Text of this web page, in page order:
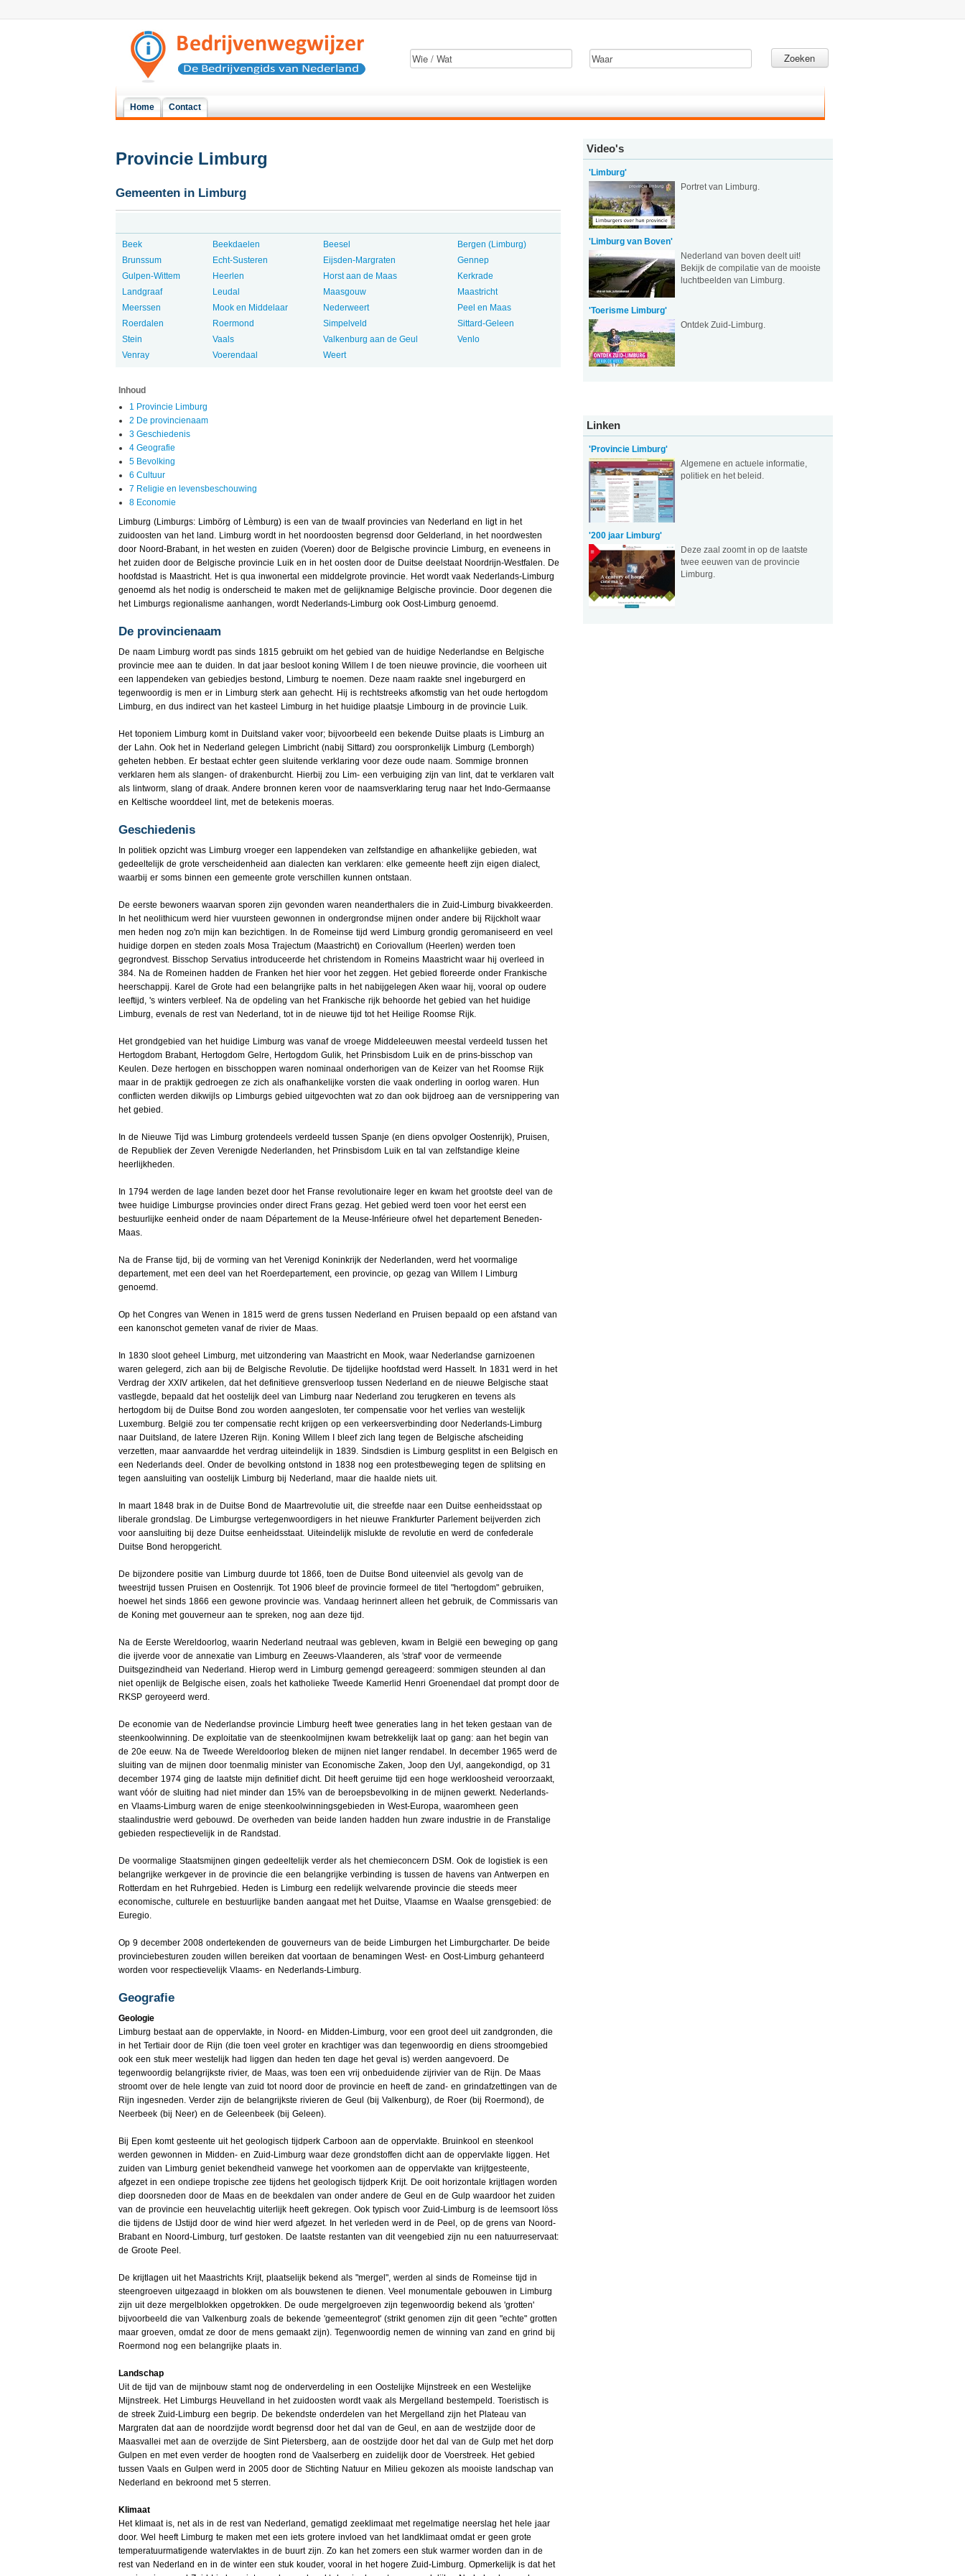
Zoeken
Home Contact
Provincie Limburg
Gemeenten in Limburg
Beek
Brunssum
Gulpen-Wittem
Landgraaf
Meerssen
Roerdalen
Stein
Venray
Beekdaelen
Echt-Susteren
Heerlen
Leudal
Mook en Middelaar
Roermond
Vaals
Voerendaal
Beesel
Eijsden-Margraten
Horst aan de Maas
Maasgouw
Nederweert
Simpelveld
Valkenburg aan de Geul
Weert
Bergen (Limburg)
Gennep
Kerkrade
Maastricht
Peel en Maas
Sittard-Geleen
Venlo
Inhoud
1 Provincie Limburg
2 De provincienaam
3 Geschiedenis
4 Geografie
5 Bevolking
6 Cultuur
7 Religie en levensbeschouwing
8 Economie
Limburg (Limburgs: Limbörg of Lèmburg) is een van de twaalf provincies van Nederland en ligt in het
zuidoosten van het land. Limburg wordt in het noordoosten begrensd door Gelderland, in het noordwesten
door Noord-Brabant, in het westen en zuiden (Voeren) door de Belgische provincie Limburg, en eveneens in
het zuiden door de Belgische provincie Luik en in het oosten door de Duitse deelstaat Noordrijn-Westfalen. De
hoofdstad is Maastricht. Het is qua inwonertal een middelgrote provincie. Het wordt vaak Nederlands-Limburg
genoemd als het nodig is onderscheid te maken met de gelijknamige Belgische provincie. Door degenen die
het Limburgs regionalisme aanhangen, wordt Nederlands-Limburg ook Oost-Limburg genoemd.
De provincienaam
De naam Limburg wordt pas sinds 1815 gebruikt om het gebied van de huidige Nederlandse en Belgische
provincie mee aan te duiden. In dat jaar besloot koning Willem I de toen nieuwe provincie, die voorheen uit
een lappendeken van gebiedjes bestond, Limburg te noemen. Deze naam raakte snel ingeburgerd en
tegenwoordig is men er in Limburg sterk aan gehecht. Hij is rechtstreeks afkomstig van het oude hertogdom
Limburg, en dus indirect van het kasteel Limburg in het huidige plaatsje Limbourg in de provincie Luik.
Het toponiem Limburg komt in Duitsland vaker voor; bijvoorbeeld een bekende Duitse plaats is Limburg an
der Lahn. Ook het in Nederland gelegen Limbricht (nabij Sittard) zou oorspronkelijk Limburg (Lemborgh)
geheten hebben. Er bestaat echter geen sluitende verklaring voor deze oude naam. Sommige bronnen
verklaren hem als slangen- of drakenburcht. Hierbij zou Lim- een verbuiging zijn van lint, dat te verklaren valt
als lintworm, slang of draak. Andere bronnen keren voor de naamsverklaring terug naar het Indo-Germaanse
en Keltische woorddeel lint, met de betekenis moeras.
Geschiedenis
In politiek opzicht was Limburg vroeger een lappendeken van zelfstandige en afhankelijke gebieden, wat
gedeeltelijk de grote verscheidenheid aan dialecten kan verklaren: elke gemeente heeft zijn eigen dialect,
waarbij er soms binnen een gemeente grote verschillen kunnen ontstaan.
De eerste bewoners waarvan sporen zijn gevonden waren neanderthalers die in Zuid-Limburg bivakkeerden.
In het neolithicum werd hier vuursteen gewonnen in ondergrondse mijnen onder andere bij Rijckholt waar
men heden nog zo'n mijn kan bezichtigen. In de Romeinse tijd werd Limburg grondig geromaniseerd en veel
huidige dorpen en steden zoals Mosa Trajectum (Maastricht) en Coriovallum (Heerlen) werden toen
gegrondvest. Bisschop Servatius introduceerde het christendom in Romeins Maastricht waar hij overleed in
384. Na de Romeinen hadden de Franken het hier voor het zeggen. Het gebied floreerde onder Frankische
heerschappij. Karel de Grote had een belangrijke palts in het nabijgelegen Aken waar hij, vooral op oudere
leeftijd, 's winters verbleef. Na de opdeling van het Frankische rijk behoorde het gebied van het huidige
Limburg, evenals de rest van Nederland, tot in de nieuwe tijd tot het Heilige Roomse Rijk.
Het grondgebied van het huidige Limburg was vanaf de vroege Middeleeuwen meestal verdeeld tussen het
Hertogdom Brabant, Hertogdom Gelre, Hertogdom Gulik, het Prinsbisdom Luik en de prins-bisschop van
Keulen. Deze hertogen en bisschoppen waren nominaal onderhorigen van de Keizer van het Roomse Rijk
maar in de praktijk gedroegen ze zich als onafhankelijke vorsten die vaak onderling in oorlog waren. Hun
conflicten werden dikwijls op Limburgs gebied uitgevochten wat zo dan ook bijdroeg aan de versnippering van
het gebied.
In de Nieuwe Tijd was Limburg grotendeels verdeeld tussen Spanje (en diens opvolger Oostenrijk), Pruisen,
de Republiek der Zeven Verenigde Nederlanden, het Prinsbisdom Luik en tal van zelfstandige kleine
heerlijkheden.
In 1794 werden de lage landen bezet door het Franse revolutionaire leger en kwam het grootste deel van de
twee huidige Limburgse provincies onder direct Frans gezag. Het gebied werd toen voor het eerst een
bestuurlijke eenheid onder de naam Département de la Meuse-Inférieure ofwel het departement Beneden-
Maas.
Na de Franse tijd, bij de vorming van het Verenigd Koninkrijk der Nederlanden, werd het voormalige
departement, met een deel van het Roerdepartement, een provincie, op gezag van Willem I Limburg
genoemd.
Op het Congres van Wenen in 1815 werd de grens tussen Nederland en Pruisen bepaald op een afstand van
een kanonschot gemeten vanaf de rivier de Maas.
In 1830 sloot geheel Limburg, met uitzondering van Maastricht en Mook, waar Nederlandse garnizoenen
waren gelegerd, zich aan bij de Belgische Revolutie. De tijdelijke hoofdstad werd Hasselt. In 1831 werd in het
Verdrag der XXIV artikelen, dat het definitieve grensverloop tussen Nederland en de nieuwe Belgische staat
vastlegde, bepaald dat het oostelijk deel van Limburg naar Nederland zou terugkeren en tevens als
hertogdom bij de Duitse Bond zou worden aangesloten, ter compensatie voor het verlies van westelijk
Luxemburg. België zou ter compensatie recht krijgen op een verkeersverbinding door Nederlands-Limburg
naar Duitsland, de latere IJzeren Rijn. Koning Willem I bleef zich lang tegen de Belgische afscheiding
verzetten, maar aanvaardde het verdrag uiteindelijk in 1839. Sindsdien is Limburg gesplitst in een Belgisch en
een Nederlands deel. Onder de bevolking ontstond in 1838 nog een protestbeweging tegen de splitsing en
tegen aansluiting van oostelijk Limburg bij Nederland, maar die haalde niets uit.
In maart 1848 brak in de Duitse Bond de Maartrevolutie uit, die streefde naar een Duitse eenheidsstaat op
liberale grondslag. De Limburgse vertegenwoordigers in het nieuwe Frankfurter Parlement beijverden zich
voor aansluiting bij deze Duitse eenheidsstaat. Uiteindelijk mislukte de revolutie en werd de confederale
Duitse Bond heropgericht.
De bijzondere positie van Limburg duurde tot 1866, toen de Duitse Bond uiteenviel als gevolg van de
tweestrijd tussen Pruisen en Oostenrijk. Tot 1906 bleef de provincie formeel de titel "hertogdom" gebruiken,
hoewel het sinds 1866 een gewone provincie was. Vandaag herinnert alleen het gebruik, de Commissaris van
de Koning met gouverneur aan te spreken, nog aan deze tijd.
Na de Eerste Wereldoorlog, waarin Nederland neutraal was gebleven, kwam in België een beweging op gang
die ijverde voor de annexatie van Limburg en Zeeuws-Vlaanderen, als 'straf' voor de vermeende
Duitsgezindheid van Nederland. Hierop werd in Limburg gemengd gereageerd: sommigen steunden al dan
niet openlijk de Belgische eisen, zoals het katholieke Tweede Kamerlid Henri Groenendael dat prompt door de
RKSP geroyeerd werd.
De economie van de Nederlandse provincie Limburg heeft twee generaties lang in het teken gestaan van de
steenkoolwinning. De exploitatie van de steenkoolmijnen kwam betrekkelijk laat op gang: aan het begin van
de 20e eeuw. Na de Tweede Wereldoorlog bleken de mijnen niet langer rendabel. In december 1965 werd de
sluiting van de mijnen door toenmalig minister van Economische Zaken, Joop den Uyl, aangekondigd, op 31
december 1974 ging de laatste mijn definitief dicht. Dit heeft geruime tijd een hoge werkloosheid veroorzaakt,
want vóór de sluiting had niet minder dan 15% van de beroepsbevolking in de mijnen gewerkt. Nederlands-
en Vlaams-Limburg waren de enige steenkoolwinningsgebieden in West-Europa, waaromheen geen
staalindustrie werd gebouwd. De overheden van beide landen hadden hun zware industrie in de Franstalige
gebieden respectievelijk in de Randstad.
De voormalige Staatsmijnen gingen gedeeltelijk verder als het chemieconcern DSM. Ook de logistiek is een
belangrijke werkgever in de provincie die een belangrijke verbinding is tussen de havens van Antwerpen en
Rotterdam en het Ruhrgebied. Heden is Limburg een redelijk welvarende provincie die steeds meer
economische, culturele en bestuurlijke banden aangaat met het Duitse, Vlaamse en Waalse grensgebied: de
Euregio.
Op 9 december 2008 ondertekenden de gouverneurs van de beide Limburgen het Limburgcharter. De beide
provinciebesturen zouden willen bereiken dat voortaan de benamingen West- en Oost-Limburg gehanteerd
worden voor respectievelijk Vlaams- en Nederlands-Limburg.
Geografie
Geologie
Limburg bestaat aan de oppervlakte, in Noord- en Midden-Limburg, voor een groot deel uit zandgronden, die
in het Tertiair door de Rijn (die toen veel groter en krachtiger was dan tegenwoordig en diens stroomgebied
ook een stuk meer westelijk had liggen dan heden ten dage het geval is) werden aangevoerd. De
tegenwoordig belangrijkste rivier, de Maas, was toen een vrij onbeduidende zijrivier van de Rijn. De Maas
stroomt over de hele lengte van zuid tot noord door de provincie en heeft de zand- en grindafzettingen van de
Rijn ingesneden. Verder zijn de belangrijkste rivieren de Geul (bij Valkenburg), de Roer (bij Roermond), de
Neerbeek (bij Neer) en de Geleenbeek (bij Geleen).
Bij Epen komt gesteente uit het geologisch tijdperk Carboon aan de oppervlakte. Bruinkool en steenkool
werden gewonnen in Midden- en Zuid-Limburg waar deze grondstoffen dicht aan de oppervlakte liggen. Het
zuiden van Limburg geniet bekendheid vanwege het voorkomen aan de oppervlakte van krijtgesteente,
afgezet in een ondiepe tropische zee tijdens het geologisch tijdperk Krijt. De ooit horizontale krijtlagen worden
diep doorsneden door de Maas en de beekdalen van onder andere de Geul en de Gulp waardoor het zuiden
van de provincie een heuvelachtig uiterlijk heeft gekregen. Ook typisch voor Zuid-Limburg is de leemsoort löss
die tijdens de IJstijd door de wind hier werd afgezet. In het verleden werd in de Peel, op de grens van Noord-
Brabant en Noord-Limburg, turf gestoken. De laatste restanten van dit veengebied zijn nu een natuurreservaat:
de Groote Peel.
De krijtlagen uit het Maastrichts Krijt, plaatselijk bekend als "mergel", werden al sinds de Romeinse tijd in
steengroeven uitgezaagd in blokken om als bouwstenen te dienen. Veel monumentale gebouwen in Limburg
zijn uit deze mergelblokken opgetrokken. De oude mergelgroeven zijn tegenwoordig bekend als 'grotten'
bijvoorbeeld die van Valkenburg zoals de bekende 'gemeentegrot' (strikt genomen zijn dit geen "echte" grotten
maar groeven, omdat ze door de mens gemaakt zijn). Tegenwoordig nemen de winning van zand en grind bij
Roermond nog een belangrijke plaats in.
Landschap
Uit de tijd van de mijnbouw stamt nog de onderverdeling in een Oostelijke Mijnstreek en een Westelijke
Mijnstreek. Het Limburgs Heuvelland in het zuidoosten wordt vaak als Mergelland bestempeld. Toeristisch is
de streek Zuid-Limburg een begrip. De bekendste onderdelen van het Mergelland zijn het Plateau van
Margraten dat aan de noordzijde wordt begrensd door het dal van de Geul, en aan de westzijde door de
Maasvallei met aan de overzijde de Sint Pietersberg, aan de oostzijde door het dal van de Gulp met het dorp
Gulpen en met even verder de hoogten rond de Vaalserberg en zuidelijk door de Voerstreek. Het gebied
tussen Vaals en Gulpen werd in 2005 door de Stichting Natuur en Milieu gekozen als mooiste landschap van
Nederland en bekroond met 5 sterren.
Klimaat
Het klimaat is, net als in de rest van Nederland, gematigd zeeklimaat met regelmatige neerslag het hele jaar
door. Wel heeft Limburg te maken met een iets grotere invloed van het landklimaat omdat er geen grote
temperatuurmatigende watervlaktes in de buurt zijn. Zo kan het zomers een stuk warmer worden dan in de
rest van Nederland en in de winter een stuk kouder, vooral in het hogere Zuid-Limburg. Opmerkelijk is dat het
Video's
'Limburg'
Portret van Limburg.
'Limburg van Boven'
Nederland van boven deelt uit!
Bekijk de compilatie van de mooiste
luchtbeelden van Limburg.
'Toerisme Limburg'
Ontdek Zuid-Limburg.
Linken
'Provincie Limburg'
Algemene en actuele informatie,
politiek en het beleid.
'200 jaar Limburg'
Deze zaal zoomt in op de laatste
twee eeuwen van de provincie
Limburg.